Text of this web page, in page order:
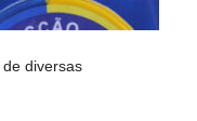
diversas